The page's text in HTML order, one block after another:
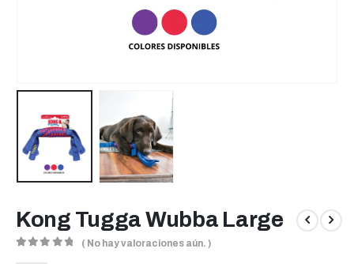
Kong Tugga Wubba Large
( No hay valoraciones aún. )